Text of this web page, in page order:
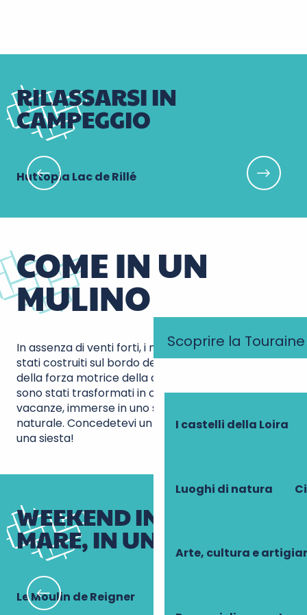
Scoprire la Touraine
I castelli della Loira
Luoghi di natura
Arte, cultura e
RILASSARSI IN
CAMPEGGIO
Huttopia Lac de Rillé
COME IN UN
MULINO
In assenza di venti forti, i mulini della Touraine sono
stati costruiti sul bordo dell’acqua per beneficiare
della forza motrice della corrente. Alcuni di essi
sono stati trasformati in confortevoli case per le
vacanze, immerse in uno splendido contesto
naturale. Concedetevi un po’ di sole, una lettura o
una siesta!
WEEKEND IN RIVA AL
MARE, IN UN MULINO!
Le Moulin de Reigner